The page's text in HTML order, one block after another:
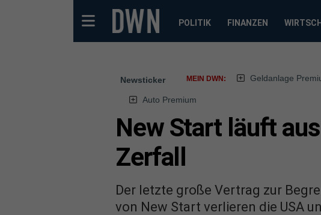
POLITIK FINANZEN
Newsticker MEIN DWN: Geldanlage
Auto Premium
New Start läuft
Zerfall
Der letzte große Vertrag zur
von New Start verlieren die USA